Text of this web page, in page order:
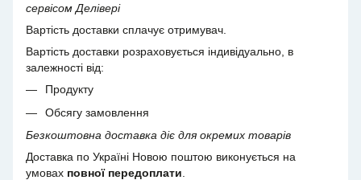
сервісом Делівері
Вартість доставки сплачує отримувач.
Вартість доставки розраховується індивідуально, в
залежності від:
Продукту
Обсягу замовлення
Безкоштовна доставка діє для окремих товарів
Доставка по Україні Новою поштою виконується на
умовах повної передоплати